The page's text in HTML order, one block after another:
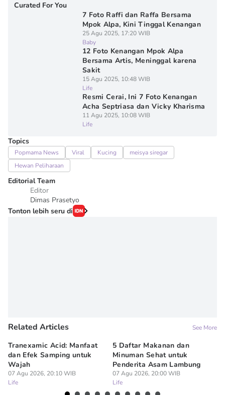
Curated For You
7 Foto Raffi dan Raffa Bersama
Mpok Alpa, Kini Tinggal Kenangan
25 Agu 2025, 17:20 WIB
Baby
12 Foto Kenangan Mpok Alpa
Bersama Artis, Meninggal karena
Sakit
15 Agu 2025, 10:48 WIB
Life
Resmi Cerai, Ini 7 Foto Kenangan
Acha Septriasa dan Vicky Kharisma
11 Agu 2025, 10:08 WIB
Life
Topics
Popmama News Viral Kucing
meisya siregar
Hewan Peliharaan
Editorial Team
Editor
Dimas Prasetyo
Tonton lebih seru di
Related Articles See More
Tranexamic Acid: Manfaat
dan Efek Samping untuk
Wajah
07 Agu 2026, 20:10 WIB
Life
5 Daftar Makanan dan
Minuman Sehat untuk
Penderita Asam Lambung
07 Agu 2026, 20:00 WIB
Life